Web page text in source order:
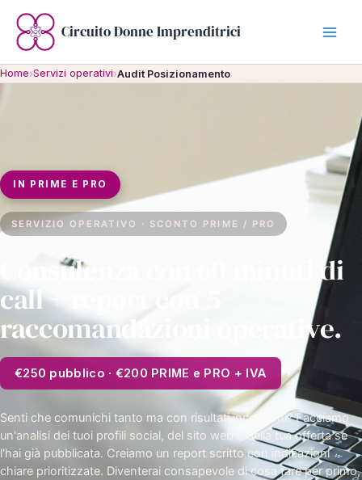
contenuto
Circuito Donne Imprenditrici
Home›Servizi operativi›Audit Posizionamento
IN PRIME E PRO
SERVIZIO OPERATIVO · SCONTO PRIME / PRO
Consulenza con 60 minuti di
call + report con 5
raccomandazioni operative.
€250 pubblico · €200 PRIME e PRO + IVA
Senti che comunichi tanto ma con risultati incoerenti? Facciamo
un'analisi dei tuoi profili social, del sito web e della tua offerta se
l'hai già pubblicata. Creiamo un report scritto con indicazioni
chiare prioritizzate. Diventerai consapevole di cosa fare per primo,